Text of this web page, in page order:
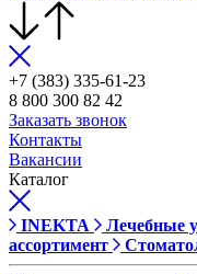
+7 (383) 335-61-23
8 800 300 82 42
Заказать звонок
Контакты
Вакансии
Каталог
INEKTA Лечебные
ассортимент